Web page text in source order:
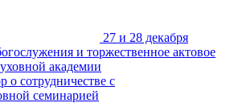
27 и 28 декабря
и торжественное актовое
академии
о сотрудничестве с
семинарией